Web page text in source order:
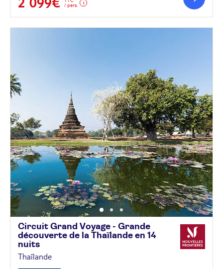
/ pers.
Circuit Grand Voyage - Grande
découverte de la Thaïlande en 14
nuits
Thaïlande